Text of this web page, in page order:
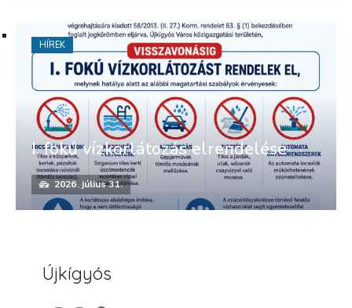
I. fokú vízkorlátozás elrendelése
2026. július 31.
HÍREK
Újkígyós